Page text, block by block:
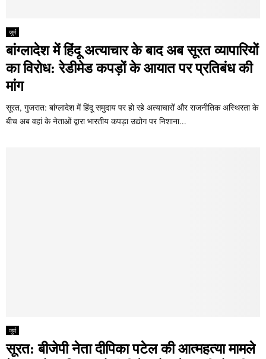
जुर्म
बांग्लादेश में हिंदू अत्याचार के बाद अब सूरत व्यापारियों
का विरोध: रेडीमेड कपड़ों के आयात पर प्रतिबंध की
मांग
सूरत, गुजरात: बांग्लादेश में हिंदू समुदाय पर हो रहे अत्याचारों और राजनीतिक अस्थिरता के
बीच अब वहां के नेताओं द्वारा भारतीय कपड़ा उद्योग पर निशाना...
जुर्म
सूरत: बीजेपी नेता दीपिका पटेल की आत्महत्या मामले